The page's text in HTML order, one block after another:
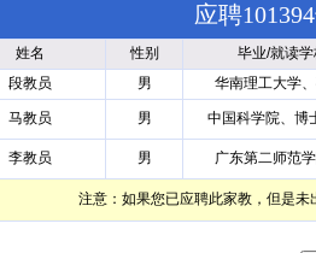
应聘
姓名 性别 毕业/就读
段教员 男 华南理工大学
马教员 男 中国科学院、博
李教员 男 广东第二师范
注意：如果您已应聘此家教，但是